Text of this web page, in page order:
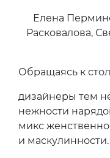
Елена
Расковалова,
Обращаясь к
дизайнеры тем
нежности
микс
и маскулинности.